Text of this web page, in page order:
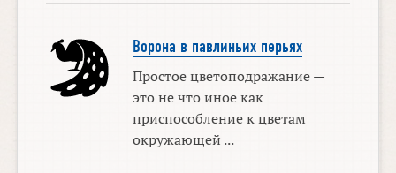
Ворона в павлиньих перьях
Простое цветоподражание —
это не что иное как
приспособление к цветам
окружающей ...